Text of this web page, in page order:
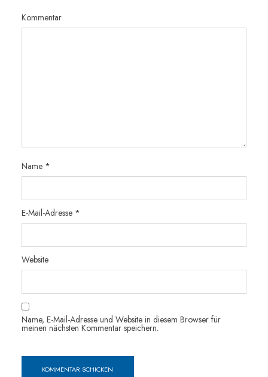
Kommentar
Name *
E-Mail-Adresse *
Website
Name, E-Mail-Adresse und Website in diesem Browser für
meinen nächsten Kommentar speichern.